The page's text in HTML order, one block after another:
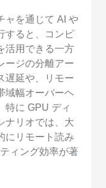
ャを通じて AI や
すると、コンピ
活用できる一方
ージの分離アー
遅延や、リモー
域幅オーバーヘ
特に GPU ディ
ナリオでは、大
にリモート読み
ィング効率が著